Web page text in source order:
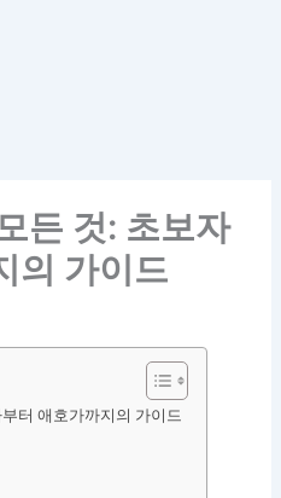
든 것: 초보자
의 가이드
터 애호가까지의 가이드